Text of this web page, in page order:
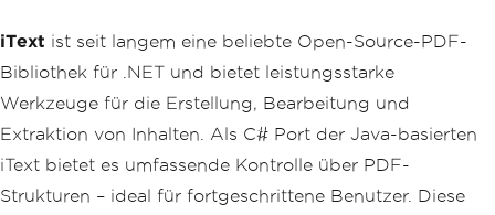
iText ist seit langem eine beliebte Open-Source-PDF-
Bibliothek für .NET und bietet leistungsstarke
Werkzeuge für die Erstellung, Bearbeitung und
Extraktion von Inhalten. Als C# Port der Java-basierten
iText bietet es umfassende Kontrolle über PDF-
Strukturen – ideal für fortgeschrittene Benutzer. Diese